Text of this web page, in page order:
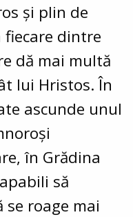
şi plin de
fiecare dintre
dă mai multă
lui Hristos. În
ascunde unul
în Grădina
să
se roage mai